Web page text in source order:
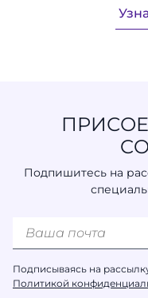
Подпишитесь на
Подписываясь на
Политикой